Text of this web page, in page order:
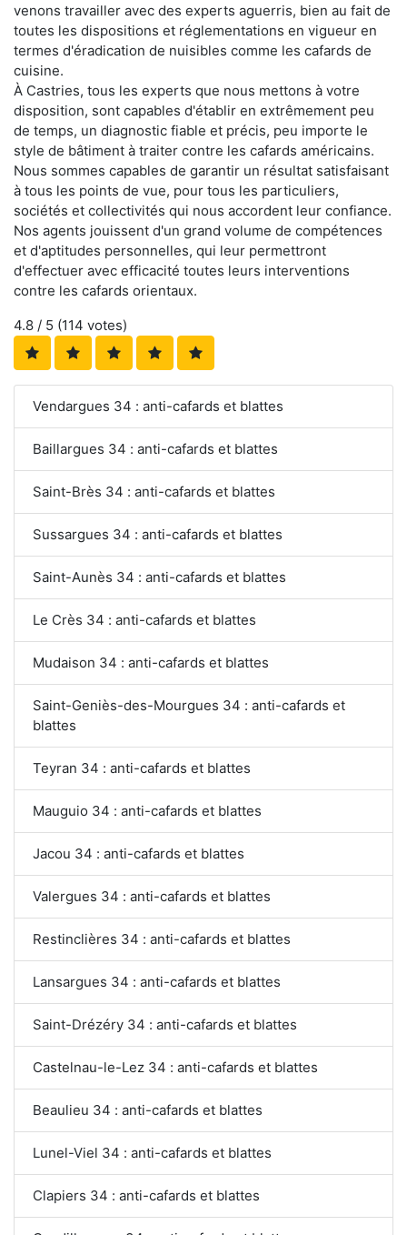
venons travailler avec des experts aguerris, bien au fait de
toutes les dispositions et réglementations en vigueur en
termes d'éradication de nuisibles comme les cafards de
cuisine.
À Castries, tous les experts que nous mettons à votre
disposition, sont capables d'établir en extrêmement peu
de temps, un diagnostic fiable et précis, peu importe le
style de bâtiment à traiter contre les cafards américains.
Nous sommes capables de garantir un résultat satisfaisant
à tous les points de vue, pour tous les particuliers,
sociétés et collectivités qui nous accordent leur confiance.
Nos agents jouissent d'un grand volume de compétences
et d'aptitudes personnelles, qui leur permettront
d'effectuer avec efficacité toutes leurs interventions
contre les cafards orientaux.
4.8 / 5 (114 votes)
Vendargues 34 : anti-cafards et blattes
Baillargues 34 : anti-cafards et blattes
Saint-Brès 34 : anti-cafards et blattes
Sussargues 34 : anti-cafards et blattes
Saint-Aunès 34 : anti-cafards et blattes
Le Crès 34 : anti-cafards et blattes
Mudaison 34 : anti-cafards et blattes
Saint-Geniès-des-Mourgues 34 : anti-cafards et
blattes
Teyran 34 : anti-cafards et blattes
Mauguio 34 : anti-cafards et blattes
Jacou 34 : anti-cafards et blattes
Valergues 34 : anti-cafards et blattes
Restinclières 34 : anti-cafards et blattes
Lansargues 34 : anti-cafards et blattes
Saint-Drézéry 34 : anti-cafards et blattes
Castelnau-le-Lez 34 : anti-cafards et blattes
Beaulieu 34 : anti-cafards et blattes
Lunel-Viel 34 : anti-cafards et blattes
Clapiers 34 : anti-cafards et blattes